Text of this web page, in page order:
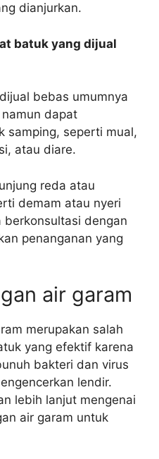
dianjurkan.
batuk yang dijual
bebas umumnya
dapat
samping, seperti mual,
atau diare.
reda atau
demam atau nyeri
dengan
penanganan yang
air garam
merupakan salah
yang efektif karena
bakteri dan virus
lendir.
lebih lanjut mengenai
air garam untuk